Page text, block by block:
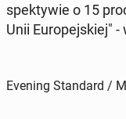
spek­ty­wie o 15
Unii Eu­ro­pej­skiej" -
Evening Standard /